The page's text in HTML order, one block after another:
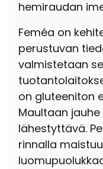
hemiraudan
Feméa on
perustuvan
valmistetaan
on gluteeniton
Maultaan
lähestyttävä.
rinnalla